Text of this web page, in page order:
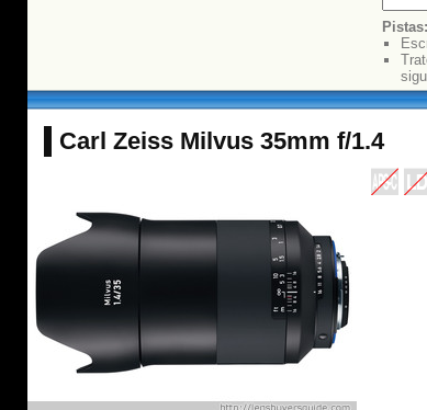
Pistas:
Carl Zeiss Milvus 35mm f/1.4